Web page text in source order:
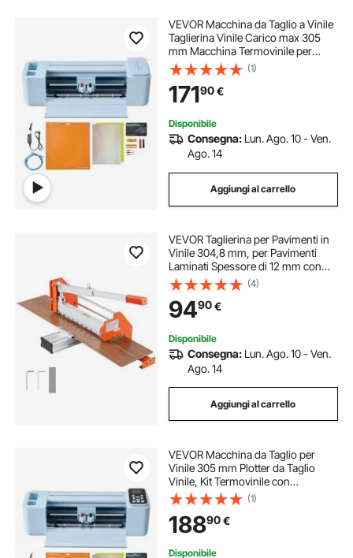
VEVOR Macchina da Taglio a Vinile
Taglierina Vinile Carico max 305
mm Macchina Termovinile per
Progetti Piccoli Fai-da-te Biglietti
Personalizzati Adesivi Decorazioni
Sistema Compatibile Mac Windows
(1)
17190€
Disponibile
Consegna: Lun. Ago. 10 - Ven.
Ago. 14
Aggiungi al carrello
VEVOR Taglierina per Pavimenti in
Vinile 304,8 mm, per Pavimenti
Laminati Spessore di 12 mm con
Leva in Lega di Alluminio, Piastra di
Supporto Telescopica, Taglia
Determinati di Legno
Ingegnerizzato
(4)
9490€
Disponibile
Consegna: Lun. Ago. 10 - Ven.
Ago. 14
Aggiungi al carrello
VEVOR Macchina da Taglio per
Vinile 305 mm Plotter da Taglio
Vinile, Kit Termovinile con
Accessori Oltre 5000 Risorse di
Progettazioni Integrate Sistema
Compatibile Android iOS Mac
Windows
(1)
18890€
Disponibile